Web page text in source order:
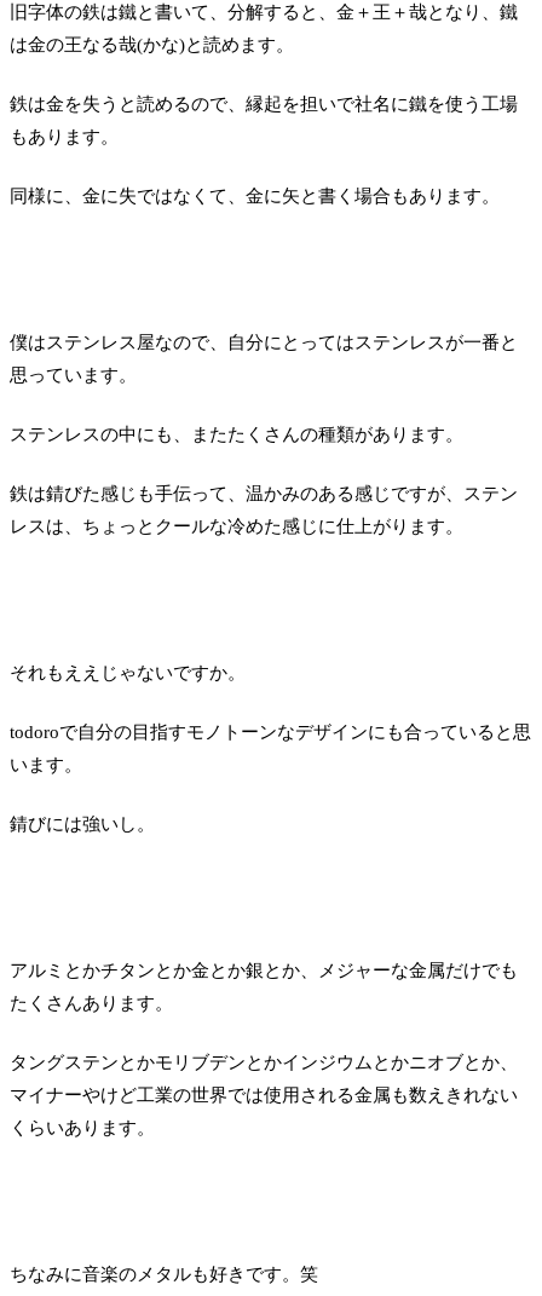
旧字体の鉄は鐵と書いて、分解すると、金＋王＋哉となり、鐵
は金の王なる哉(かな)と読めます。
鉄は金を失うと読めるので、縁起を担いで社名に鐵を使う工場
もあります。
同様に、金に失ではなくて、金に矢と書く場合もあります。
僕はステンレス屋なので、自分にとってはステンレスが一番と
思っています。
ステンレスの中にも、またたくさんの種類があります。
鉄は錆びた感じも手伝って、温かみのある感じですが、ステン
レスは、ちょっとクールな冷めた感じに仕上がります。
それもええじゃないですか。
todoroで自分の目指すモノトーンなデザインにも合っていると思
います。
錆びには強いし。
アルミとかチタンとか金とか銀とか、メジャーな金属だけでも
たくさんあります。
タングステンとかモリブデンとかインジウムとかニオブとか、
マイナーやけど工業の世界では使用される金属も数えきれない
くらいあります。
ちなみに音楽のメタルも好きです。笑